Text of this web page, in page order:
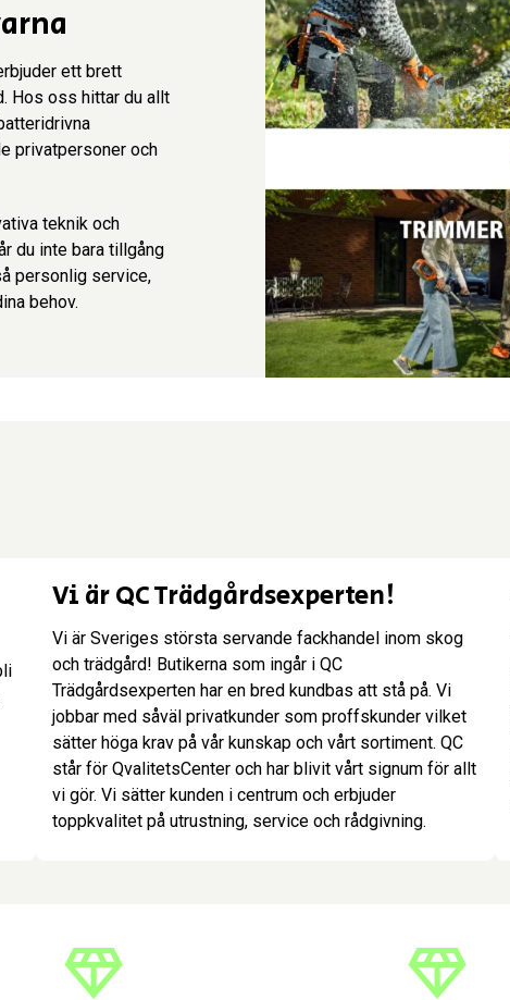
ett brett
Hos oss hittar du allt
privatpersoner och
teknik och
du inte bara tillgång
personlig service,
behov.
Vi är QC Trädgårdsexperten!
Vi är Sveriges största servande fackhandel inom skog
och trädgård! Butikerna som ingår i QC
Trädgårdsexperten har en bred kundbas att stå på. Vi
jobbar med såväl privatkunder som proffskunder vilket
sätter höga krav på vår kunskap och vårt sortiment. QC
står för QvalitetsCenter och har blivit vårt signum för allt
vi gör. Vi sätter kunden i centrum och erbjuder
toppkvalitet på utrustning, service och rådgivning.